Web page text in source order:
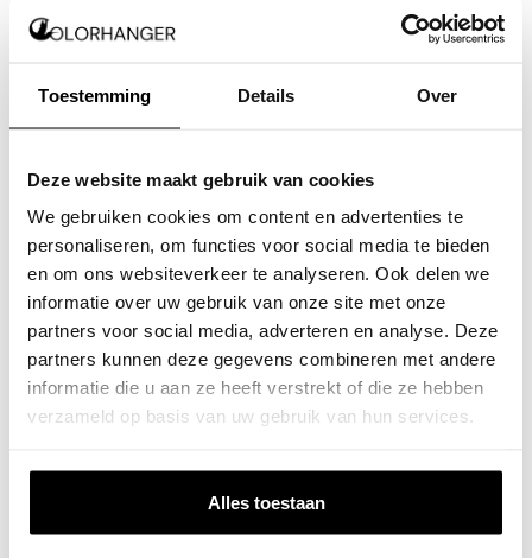
Toestemming Details Over
Deze website maakt gebruik van cookies
We gebruiken cookies om content en advertenties te
personaliseren, om functies voor social media te bieden
en om ons websiteverkeer te analyseren. Ook delen we
informatie over uw gebruik van onze site met onze
partners voor social media, adverteren en analyse. Deze
partners kunnen deze gegevens combineren met andere
informatie die u aan ze heeft verstrekt of die ze hebben
verzameld op basis van uw gebruik van hun services.
Alles toestaan
Verwendung: Wofür wollen Sie das Regal verwenden?
Wollen Sie schwere Gegenstände darauf abstellen?
ist die Wand dafür geeignet?
Abmessungen: Wie groß sollte das Regal sein?
stehende Möbel.
Design: Welche Farbe des Wandregals passt zu Ihrer
Einrichtung? Ist das eine Farbe, die Ihnen auch in drei
Jahren noch gefallen wird? Möchten Sie es mit einer
Garderobe und/oder einem passenden Schuhregal
kombinieren?
Maßgefertigt
Wenn Sie ein Wandregal kaufen, müssen Sie natürlich
oder ein bisschen zu klein. Sie lassen sich auch nicht gut
mit einer schönen Garderobe kombinieren. Es ist einfach